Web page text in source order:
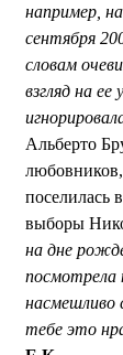
например,
сентября
словам
взгляд на
Альберто
любовников,
поселилась
выборы
на дне
посмотрела
насмешливо
тебе это